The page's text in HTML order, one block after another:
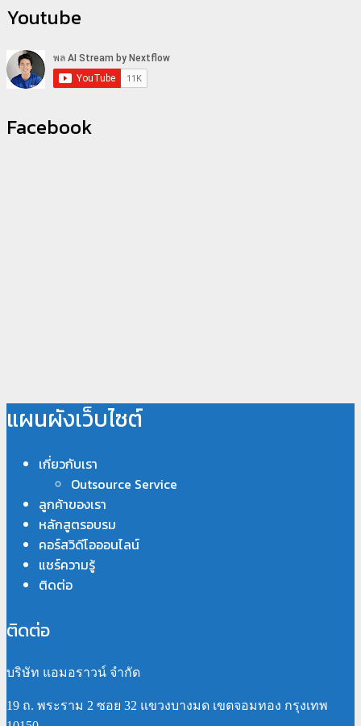
Youtube
Facebook
แผนผังเว็บไซต์
เกี่ยวกับเรา
Outsource Service
ลูกค้าของเรา
หลักสูตรอบรม
คอร์สวิดีโอออนไลน์
แชร์ความรู้
ติดต่อ
ติดต่อ
บริษัท แอมอราวน์ จำกัด
19 ถ. พระราม 2 ซอย 32 แขวงบางมด เขตจอมทอง กรุงเทพ